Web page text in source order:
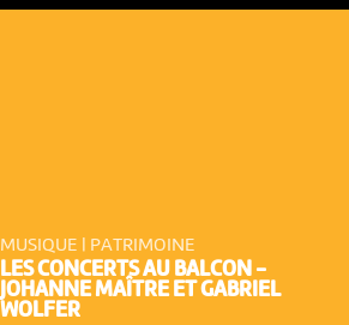
MUSIQUE | PATRIMOINE
LES CONCERTS AU BALCON -
JOHANNE MAÎTRE ET GABRIEL
WOLFER